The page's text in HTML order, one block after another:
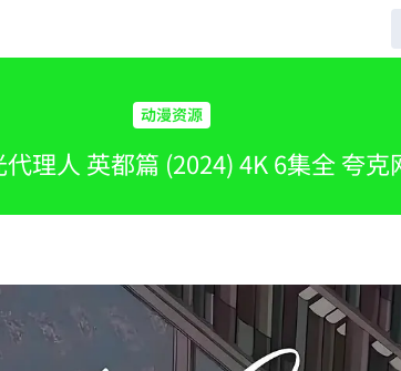
动漫资源
代理人 英都篇 (2024) 4K 6集全 夸